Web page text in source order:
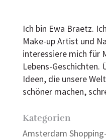
Ich bin Ewa Braetz.
Make-up Artist und
interessiere mich für
Lebens-Geschichten.
Ideen, die unsere
schöner machen,
Kategorien
Amsterdam